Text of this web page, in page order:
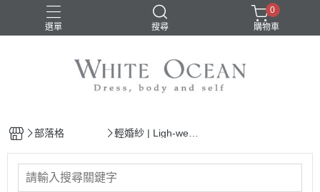
選單 搜尋
0
購物車
部落格
輕婚紗 | Ligh-wedd